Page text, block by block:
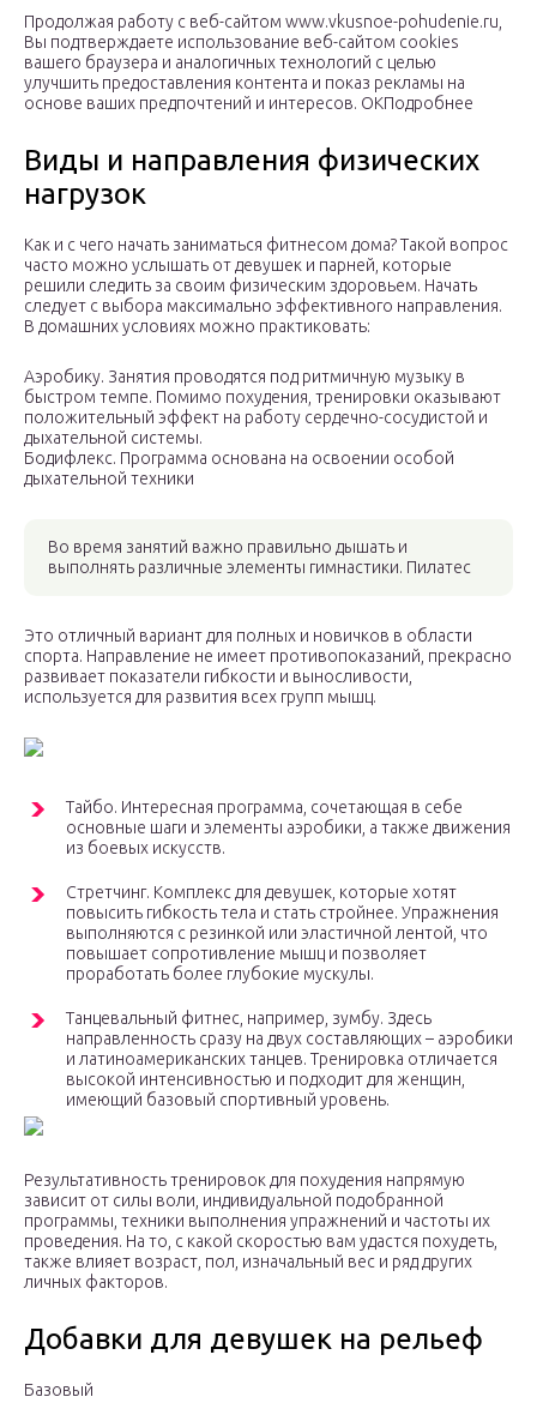
Продолжая работу с веб-сайтом www.vkusnoe-pohudenie.ru,
Вы подтверждаете использование веб-сайтом cookies
вашего браузера и аналогичных технологий с целью
улучшить предоставления контента и показ рекламы на
основе ваших предпочтений и интересов. ОКПодробнее
Виды и направления физических
нагрузок
Как и с чего начать заниматься фитнесом дома? Такой вопрос
часто можно услышать от девушек и парней, которые
решили следить за своим физическим здоровьем. Начать
следует с выбора максимально эффективного направления.
В домашних условиях можно практиковать:
Аэробику. Занятия проводятся под ритмичную музыку в
быстром темпе. Помимо похудения, тренировки оказывают
положительный эффект на работу сердечно-сосудистой и
дыхательной системы.
Бодифлекс. Программа основана на освоении особой
дыхательной техники
Во время занятий важно правильно дышать и
выполнять различные элементы гимнастики. Пилатес
Это отличный вариант для полных и новичков в области
спорта. Направление не имеет противопоказаний, прекрасно
развивает показатели гибкости и выносливости,
используется для развития всех групп мышц.
Тайбо. Интересная программа, сочетающая в себе
основные шаги и элементы аэробики, а также движения
из боевых искусств.
Стретчинг. Комплекс для девушек, которые хотят
повысить гибкость тела и стать стройнее. Упражнения
выполняются с резинкой или эластичной лентой, что
повышает сопротивление мышц и позволяет
проработать более глубокие мускулы.
Танцевальный фитнес, например, зумбу. Здесь
направленность сразу на двух составляющих – аэробики
и латиноамериканских танцев. Тренировка отличается
высокой интенсивностью и подходит для женщин,
имеющий базовый спортивный уровень.
Результативность тренировок для похудения напрямую
зависит от силы воли, индивидуальной подобранной
программы, техники выполнения упражнений и частоты их
проведения. На то, с какой скоростью вам удастся похудеть,
также влияет возраст, пол, изначальный вес и ряд других
личных факторов.
Добавки для девушек на рельеф
Базовый